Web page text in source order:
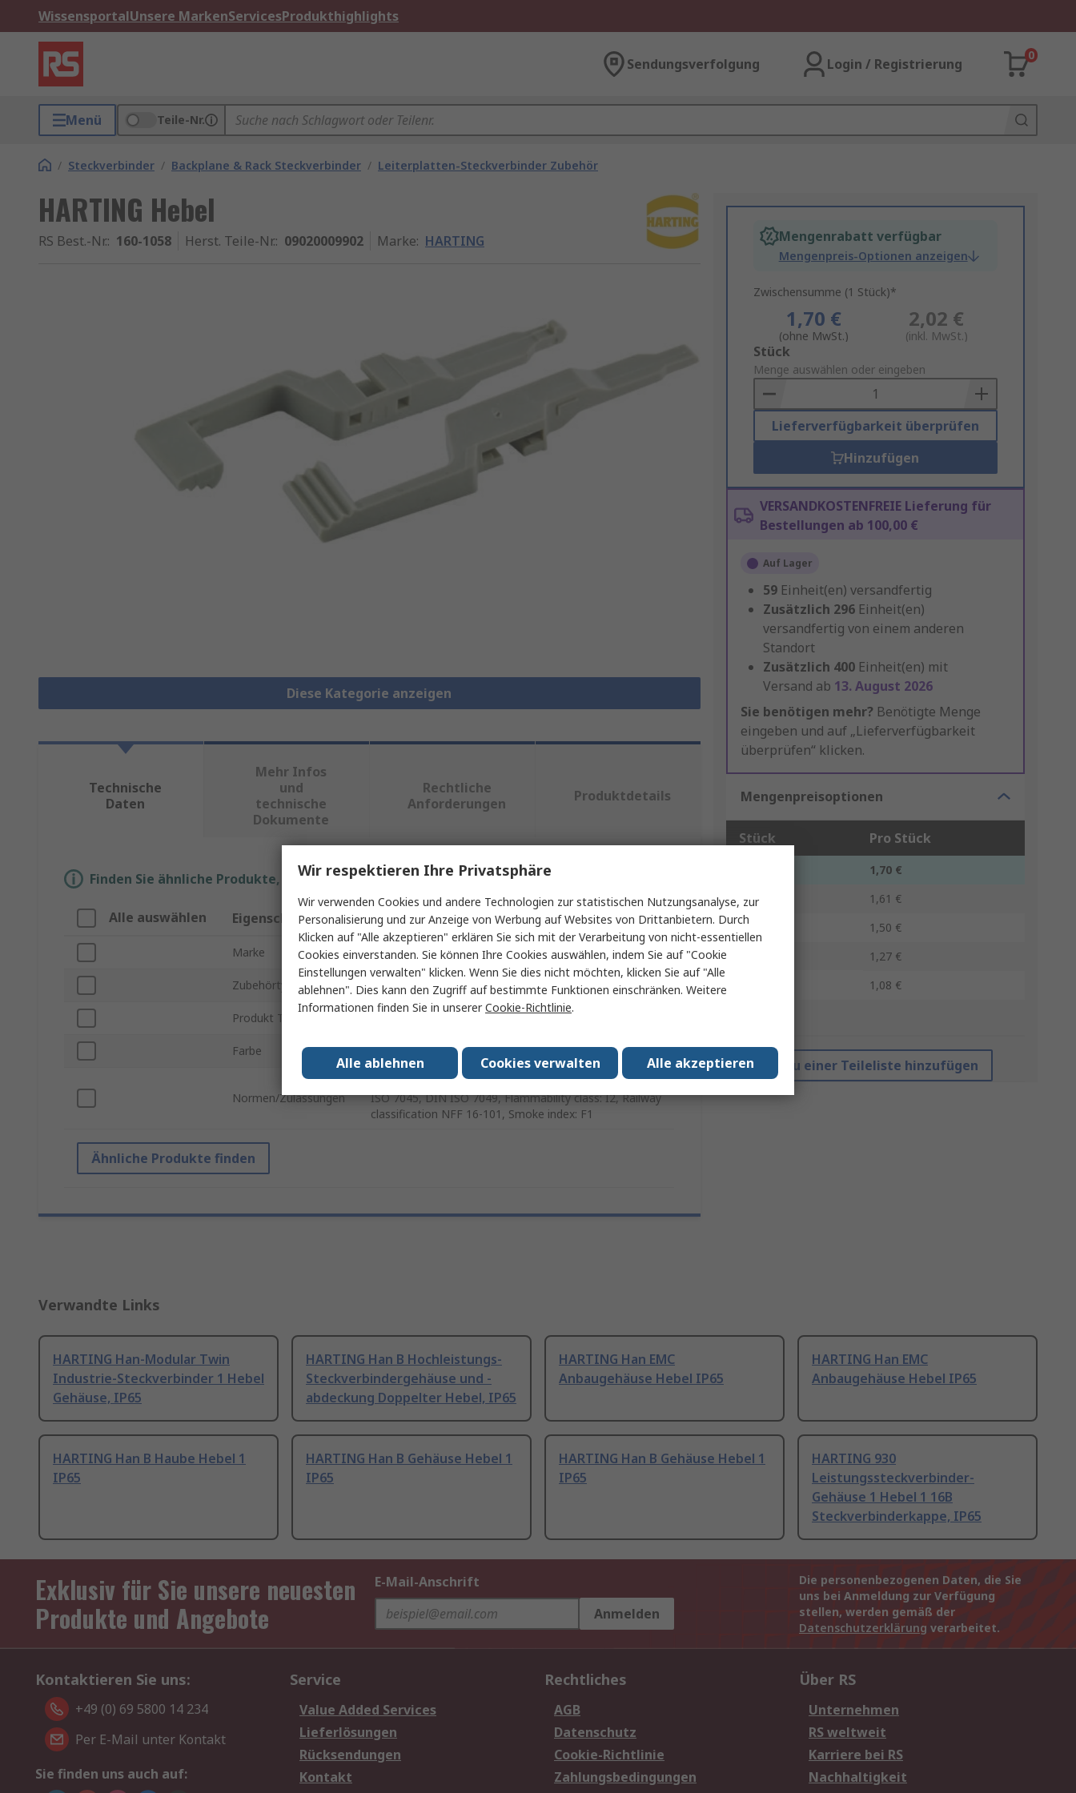
WissensportalUnsere MarkenServicesProdukthighlights
Sendungsverfolgung Login / Registrierung
0
Menü Teile-Nr.
/ Steckverbinder / Backplane & Rack Steckverbinder / Leiterplatten-Steckverbinder Zubehör
HARTING Hebel
RS Best.-Nr.: 160-1058 Herst. Teile-Nr.: 09020009902 Marke: HARTING
Diese Kategorie anzeigen
Mengenrabatt verfügbar
Mengenpreis-Optionen anzeigen
Zwischensumme (1 Stück)*
1,70 €
(ohne MwSt.)
2,02 €
(inkl. MwSt.)
Add
to
Basket
Stück
Menge auswählen oder eingeben
Lieferverfügbarkeit überprüfen
Hinzufügen
VERSANDKOSTENFREIE Lieferung für
Bestellungen ab 100,00 €
Auf Lager
59 Einheit(en) versandfertig
Zusätzlich 296 Einheit(en)
versandfertig von einem anderen
Standort
Zusätzlich 400 Einheit(en) mit
Versand ab 13. August 2026
Sie benötigen mehr? Benötigte Menge
eingeben und auf „Lieferverfügbarkeit
überprüfen“ klicken.
Mengenpreisoptionen
Stück Pro Stück
1,70 €
20 - 74
1,61 €
75 - 299
1,50 €
1,27 €
1,08 €
Zu einer Teileliste hinzufügen
Technische
Daten
Mehr Infos
und
technische
Dokumente
Rechtliche
Anforderungen
Produktdetails
Finden Sie ähnliche Produkte, indem Sie ein oder mehrere Eigenschaften auswählen.
Alle auswählen Eigenschaft Wert
Marke HARTING
Zubehörtyp Hebel
Produkt Typ PCB-DIN-Steckerzubehör
Farbe Grau
Normen/Zulassungen
DIN EN ISO 4036, DIN EN 60 297 part 3-101, DIN EN
ISO 7045, DIN ISO 7049, Flammability class: I2, Railway
classification NFF 16-101, Smoke index: F1
Ähnliche Produkte finden
Verwandte Links
HARTING Han-Modular Twin
Industrie-Steckverbinder 1 Hebel
Gehäuse, IP65
HARTING Han B Hochleistungs-
Steckverbindergehäuse und -
abdeckung Doppelter Hebel, IP65
HARTING Han EMC
Anbaugehäuse Hebel IP65
HARTING Han EMC
Anbaugehäuse Hebel IP65
HARTING Han B Haube Hebel 1
IP65
HARTING Han B Gehäuse Hebel 1
IP65
HARTING Han B Gehäuse Hebel 1
IP65
HARTING 930
Leistungssteckverbinder-
Gehäuse 1 Hebel 1 16B
Steckverbinderkappe, IP65
Exklusiv für Sie unsere neuesten
Produkte und Angebote
E-Mail-Anschrift
Anmelden
Die personenbezogenen Daten, die Sie
uns bei Anmeldung zur Verfügung
stellen, werden gemäß der
Datenschutzerklärung verarbeitet.
Kontaktieren Sie uns:
+49 (0) 69 5800 14 234
Per E-Mail unter Kontakt
Sie finden uns auch auf:
Service
Value Added Services
Lieferlösungen
Rücksendungen
Kontakt
Rechtliches
AGB
Datenschutz
Cookie-Richtlinie
Zahlungsbedingungen
Über RS
Unternehmen
RS weltweit
Karriere bei RS
Nachhaltigkeit
Wir respektieren Ihre Privatsphäre
Wir verwenden Cookies und andere Technologien zur statistischen Nutzungsanalyse, zur
Personalisierung und zur Anzeige von Werbung auf Websites von Drittanbietern. Durch
Klicken auf "Alle akzeptieren" erklären Sie sich mit der Verarbeitung von nicht-essentiellen
Cookies einverstanden. Sie können Ihre Cookies auswählen, indem Sie auf "Cookie
Einstellungen verwalten" klicken. Wenn Sie dies nicht möchten, klicken Sie auf "Alle
ablehnen". Dies kann den Zugriff auf bestimmte Funktionen einschränken. Weitere
Informationen finden Sie in unsererCookie-Richtlinie.
Alle akzeptieren
Cookies verwalten
Alle ablehnen